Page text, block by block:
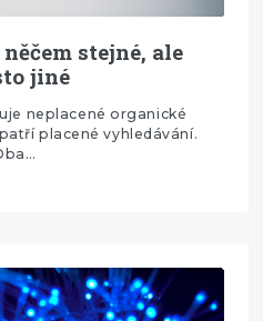
stejné, ale
jiné
neplacené organické
placené vyhledávání.